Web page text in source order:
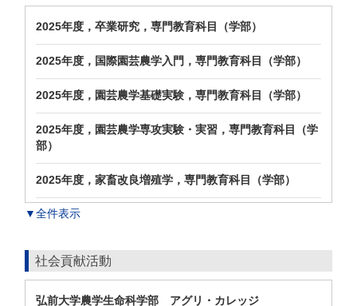
2025年度，卒業研究，専門教育科目（学部）
2025年度，国際園芸農学入門，専門教育科目（学部）
2025年度，園芸農学基礎実験，専門教育科目（学部）
2025年度，園芸農学専攻実験・実習，専門教育科目（学
部）
2025年度，家畜改良増殖学，専門教育科目（学部）
▼全件表示
社会貢献活動
弘前大学農学生命科学部 アグリ・カレッジ